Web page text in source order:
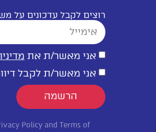
רוצים לקבל עדכונים על
אני מאשר/ת את
אני מאשר/ת לקבל
הרשמה
Policy andTerms of